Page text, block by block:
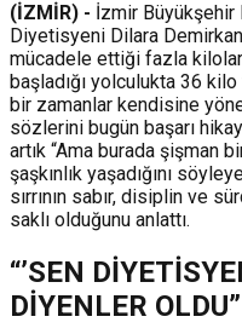
(İZMİR) - İzmir
Diyetisyeni Dilara
mücadele ettiği fazla
başladığı yolculukta 36
bir zamanlar kendisine
sözlerini bugün başarı
artık “Ama burada şişman
şaşkınlık yaşadığını
sırrının sabır, disiplin ve
saklı olduğunu anlattı.
“’SEN
DİYENLER OLDU”